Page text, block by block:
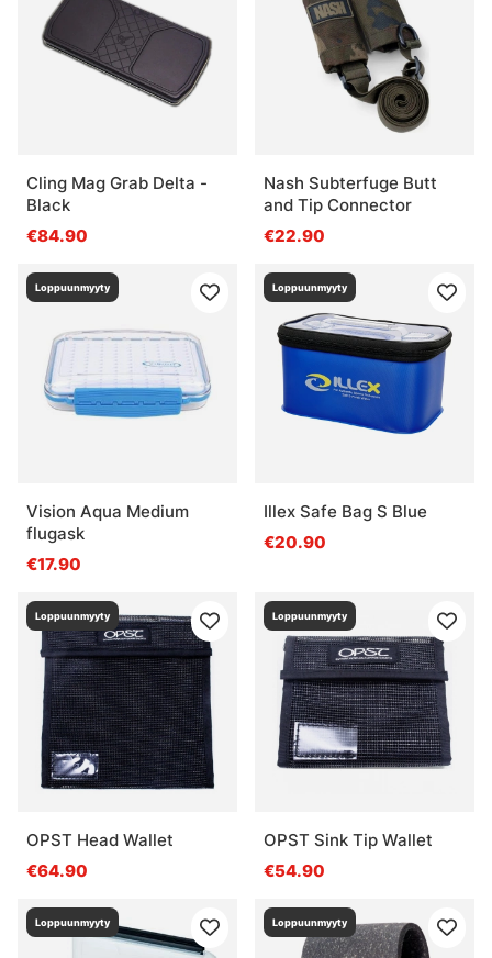
Cling Mag Grab Delta -
Black
€84.90
Nash Subterfuge Butt
and Tip Connector
€22.90
Loppuunmyyty
Vision Aqua Medium
flugask
€17.90
Loppuunmyyty
Illex Safe Bag S Blue
€20.90
Loppuunmyyty
OPST Head Wallet
€64.90
Loppuunmyyty
OPST Sink Tip Wallet
€54.90
Loppuunmyyty Loppuunmyyty